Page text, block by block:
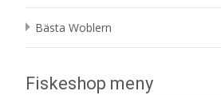
Bästa Woblern
Fiskeshop meny